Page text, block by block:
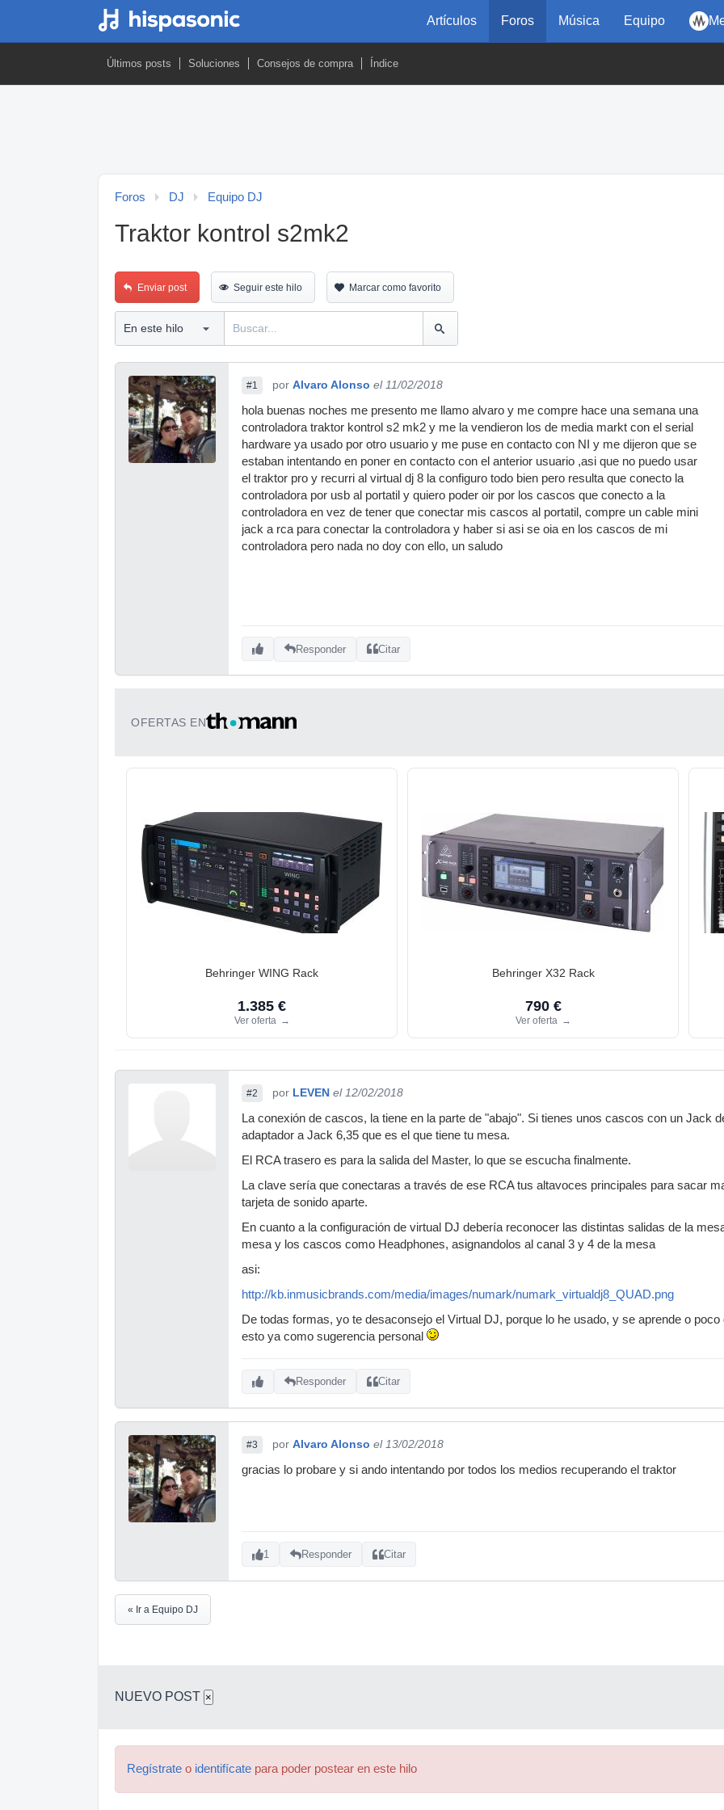
Artículos Foros Música Equipo
Últimos posts Soluciones Consejos de compra Índice
Foros DJ Equipo DJ
Traktor kontrol s2mk2
Enviar post Seguir este hilo Marcar como favorito
#1 por Alvaro Alonso el 11/02/2018
hola buenas noches me presento me llamo alvaro y me compre hace una semana una
controladora traktor kontrol s2 mk2 y me la vendieron los de media markt con el serial
hardware ya usado por otro usuario y me puse en contacto con NI y me dijeron que se
estaban intentando en poner en contacto con el anterior usuario ,asi que no puedo usar
el traktor pro y recurri al virtual dj 8 la configuro todo bien pero resulta que conecto la
controladora por usb al portatil y quiero poder oir por los cascos que conecto a la
controladora en vez de tener que conectar mis cascos al portatil, compre un cable mini
jack a rca para conectar la controladora y haber si asi se oia en los cascos de mi
controladora pero nada no doy con ello, un saludo
Responder Citar
OFERTAS EN
Behringer WING Rack
1.385 €
Ver oferta →
Behringer X32 Rack
790 €
Ver oferta →
#2 por LEVEN el 12/02/2018
La conexión de cascos, la tiene en la parte de "abajo". Si tienes unos cascos con un Jack
adaptador a Jack 6,35 que es el que tiene tu mesa.
El RCA trasero es para la salida del Master, lo que se escucha finalmente.
La clave sería que conectaras a través de ese RCA tus altavoces principales para sacar
tarjeta de sonido aparte.
En cuanto a la configuración de virtual DJ debería reconocer las distintas salidas de la
mesa y los cascos como Headphones, asignandolos al canal 3 y 4 de la mesa
asi:
http://kb.inmusicbrands.com/media/images/numark/numark_virtualdj8_QUAD.png
De todas formas, yo te desaconsejo el Virtual DJ, porque lo he usado, y se aprende o
esto ya como sugerencia personal
Responder Citar
#3 por Alvaro Alonso el 13/02/2018
gracias lo probare y si ando intentando por todos los medios recuperando el traktor
1 Responder Citar
« Ir a Equipo DJ
NUEVO POST ×
Regístrate o identifícate para poder postear en este hilo